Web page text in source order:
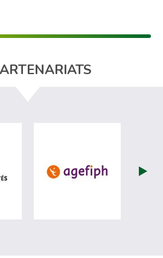
visiter les site de Ministère du travail
visiter les